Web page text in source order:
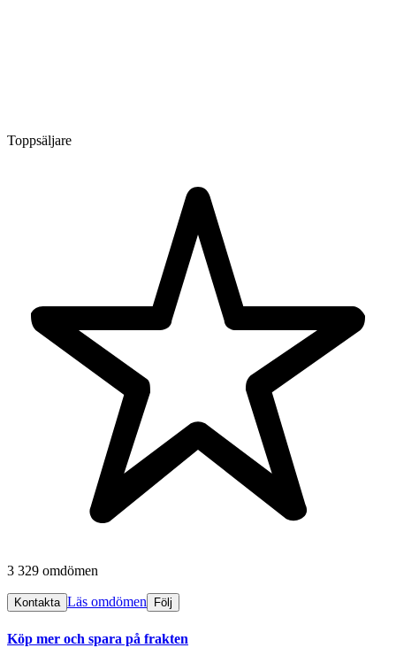
Toppsäljare
3 329 omdömen
Kontakta Läs omdömen Följ
Köp mer och spara på frakten